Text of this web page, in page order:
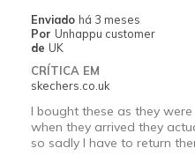
Enviado há 3 meses
Por Unhappu customer
de UK
CRÍTICA EM
skechers.co.uk
I bought these as they
when they arrived they
so sadly I have to return